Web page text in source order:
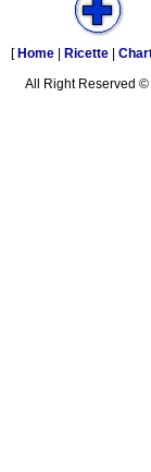
[ Home Ricette
All Right Reserved